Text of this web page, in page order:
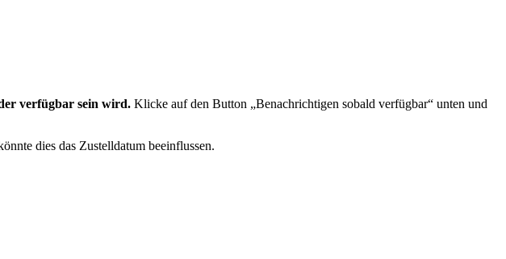
verfügbar sein wird. Klicke auf den Button „Benachrichtigen sobald verfügbar“ unten und
dies das Zustelldatum beeinflussen.